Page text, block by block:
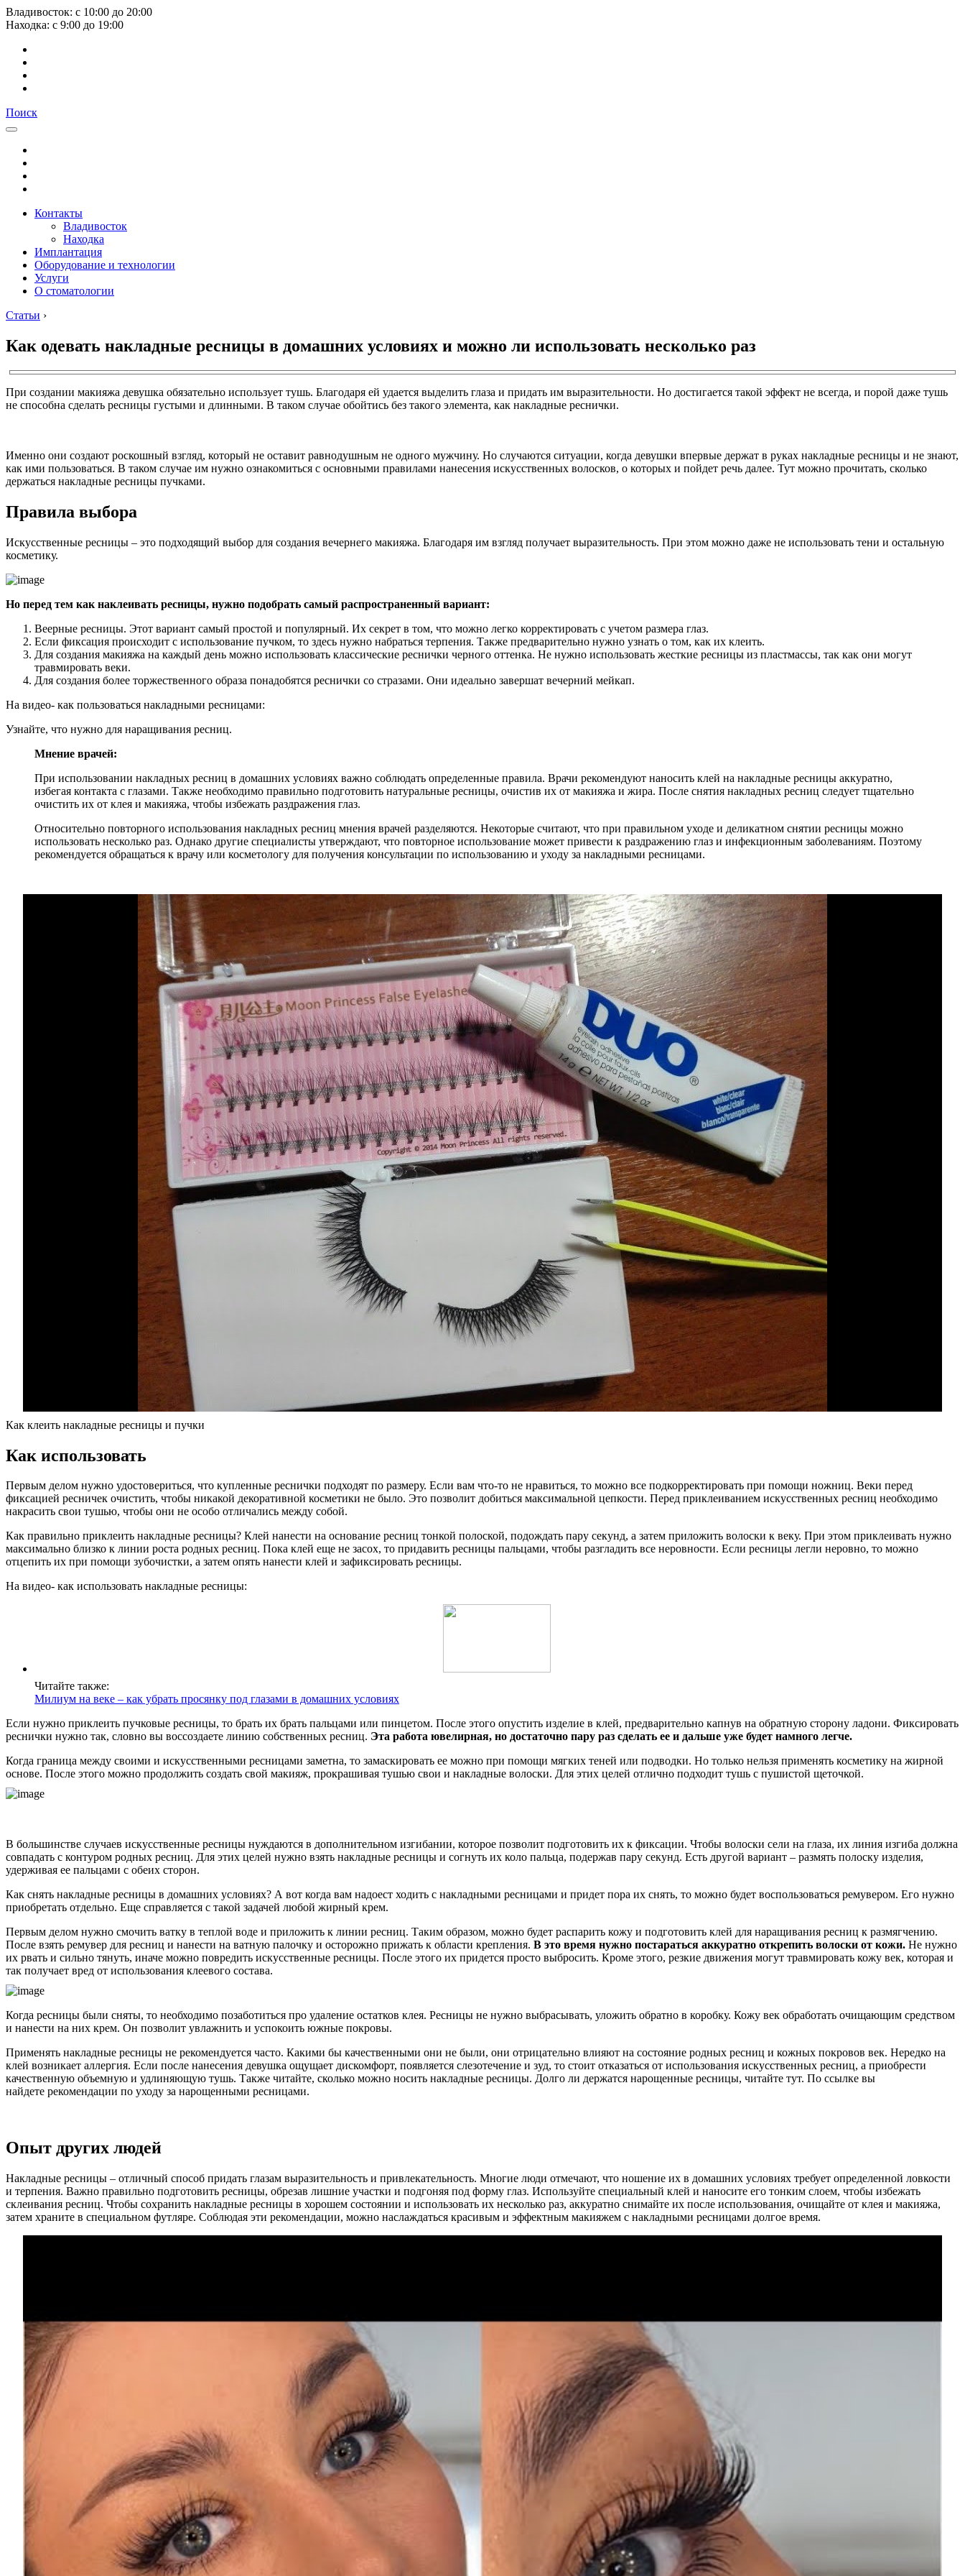
Владивосток: с 10:00 до 20:00
Находка: с 9:00 до 19:00
Поиск
Контакты
Владивосток
Находка
Имплантация
Оборудование и технологии
Услуги
О стоматологии
Статьи ›
Как одевать накладные ресницы в домашних условиях и можно ли использовать несколько раз
При создании макияжа девушка обязательно использует тушь. Благодаря ей удается выделить глаза и придать им выразительности. Но достигается такой эффект не всегда, и порой даже тушь
не способна сделать ресницы густыми и длинными. В таком случае обойтись без такого элемента, как накладные реснички.
Именно они создают роскошный взгляд, который не оставит равнодушным не одного мужчину. Но случаются ситуации, когда девушки впервые держат в руках накладные ресницы и не знают,
как ими пользоваться. В таком случае им нужно ознакомиться с основными правилами нанесения искусственных волосков, о которых и пойдет речь далее. Тут можно прочитать, сколько
держаться накладные ресницы пучками.
Правила выбора
Искусственные ресницы – это подходящий выбор для создания вечернего макияжа. Благодаря им взгляд получает выразительность. При этом можно даже не использовать тени и остальную
косметику.
Но перед тем как наклеивать ресницы, нужно подобрать самый распространенный вариант:
Веерные ресницы. Этот вариант самый простой и популярный. Их секрет в том, что можно легко корректировать с учетом размера глаз.
Если фиксация происходит с использование пучком, то здесь нужно набраться терпения. Также предварительно нужно узнать о том, как их клеить.
Для создания макияжа на каждый день можно использовать классические реснички черного оттенка. Не нужно использовать жесткие ресницы из пластмассы, так как они могут
травмировать веки.
Для создания более торжественного образа понадобятся реснички со стразами. Они идеально завершат вечерний мейкап.
На видео- как пользоваться накладными ресницами:
Узнайте, что нужно для наращивания ресниц.
Мнение врачей:
При использовании накладных ресниц в домашних условиях важно соблюдать определенные правила. Врачи рекомендуют наносить клей на накладные ресницы аккуратно,
избегая контакта с глазами. Также необходимо правильно подготовить натуральные ресницы, очистив их от макияжа и жира. После снятия накладных ресниц следует тщательно
очистить их от клея и макияжа, чтобы избежать раздражения глаз.
Относительно повторного использования накладных ресниц мнения врачей разделяются. Некоторые считают, что при правильном уходе и деликатном снятии ресницы можно
использовать несколько раз. Однако другие специалисты утверждают, что повторное использование может привести к раздражению глаз и инфекционным заболеваниям. Поэтому
рекомендуется обращаться к врачу или косметологу для получения консультации по использованию и уходу за накладными ресницами.
Как клеить накладные ресницы и пучки
Как использовать
Первым делом нужно удостовериться, что купленные реснички подходят по размеру. Если вам что-то не нравиться, то можно все подкорректировать при помощи ножниц. Веки перед
фиксацией ресничек очистить, чтобы никакой декоративной косметики не было. Это позволит добиться максимальной цепкости. Перед приклеиванием искусственных ресниц необходимо
накрасить свои тушью, чтобы они не особо отличались между собой.
Как правильно приклеить накладные ресницы? Клей нанести на основание ресниц тонкой полоской, подождать пару секунд, а затем приложить волоски к веку. При этом приклеивать нужно
максимально близко к линии роста родных ресниц. Пока клей еще не засох, то придавить ресницы пальцами, чтобы разгладить все неровности. Если ресницы легли неровно, то можно
отцепить их при помощи зубочистки, а затем опять нанести клей и зафиксировать ресницы.
На видео- как использовать накладные ресницы:
Читайте также:
Милиум на веке – как убрать просянку под глазами в домашних условиях
Если нужно приклеить пучковые ресницы, то брать их брать пальцами или пинцетом. После этого опустить изделие в клей, предварительно капнув на обратную сторону ладони. Фиксировать
реснички нужно так, словно вы воссоздаете линию собственных ресниц. Эта работа ювелирная, но достаточно пару раз сделать ее и дальше уже будет намного легче.
Когда граница между своими и искусственными ресницами заметна, то замаскировать ее можно при помощи мягких теней или подводки. Но только нельзя применять косметику на жирной
основе. После этого можно продолжить создать свой макияж, прокрашивая тушью свои и накладные волоски. Для этих целей отлично подходит тушь с пушистой щеточкой.
В большинстве случаев искусственные ресницы нуждаются в дополнительном изгибании, которое позволит подготовить их к фиксации. Чтобы волоски сели на глаза, их линия изгиба должна
совпадать с контуром родных ресниц. Для этих целей нужно взять накладные ресницы и согнуть их коло пальца, подержав пару секунд. Есть другой вариант – размять полоску изделия,
удерживая ее пальцами с обеих сторон.
Как снять накладные ресницы в домашних условиях? А вот когда вам надоест ходить с накладными ресницами и придет пора их снять, то можно будет воспользоваться ремувером. Его нужно
приобретать отдельно. Еще справляется с такой задачей любой жирный крем.
Первым делом нужно смочить ватку в теплой воде и приложить к линии ресниц. Таким образом, можно будет распарить кожу и подготовить клей для наращивания ресниц к размягчению.
После взять ремувер для ресниц и нанести на ватную палочку и осторожно прижать к области крепления. В это время нужно постараться аккуратно открепить волоски от кожи. Не нужно
их рвать и сильно тянуть, иначе можно повредить искусственные ресницы. После этого их придется просто выбросить. Кроме этого, резкие движения могут травмировать кожу век, которая и
так получает вред от использования клеевого состава.
Когда ресницы были сняты, то необходимо позаботиться про удаление остатков клея. Ресницы не нужно выбрасывать, уложить обратно в коробку. Кожу век обработать очищающим средством
и нанести на них крем. Он позволит увлажнить и успокоить южные покровы.
Применять накладные ресницы не рекомендуется часто. Какими бы качественными они не были, они отрицательно влияют на состояние родных ресниц и кожных покровов век. Нередко на
клей возникает аллергия. Если после нанесения девушка ощущает дискомфорт, появляется слезотечение и зуд, то стоит отказаться от использования искусственных ресниц, а приобрести
качественную объемную и удлиняющую тушь. Также читайте, сколько можно носить накладные ресницы. Долго ли держатся нарощенные ресницы, читайте тут. По ссылке вы
найдете рекомендации по уходу за нарощенными ресницами.
Опыт других людей
Накладные ресницы – отличный способ придать глазам выразительность и привлекательность. Многие люди отмечают, что ношение их в домашних условиях требует определенной ловкости
и терпения. Важно правильно подготовить ресницы, обрезав лишние участки и подгоняя под форму глаз. Используйте специальный клей и наносите его тонким слоем, чтобы избежать
склеивания ресниц. Чтобы сохранить накладные ресницы в хорошем состоянии и использовать их несколько раз, аккуратно снимайте их после использования, очищайте от клея и макияжа,
затем храните в специальном футляре. Соблюдая эти рекомендации, можно наслаждаться красивым и эффектным макияжем с накладными ресницами долгое время.